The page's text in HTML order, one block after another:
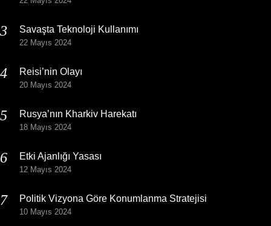
Savaşta Teknoloji Kullanımı
22 Mayıs 2024
Reisi’nin Olayı
20 Mayıs 2024
Rusya’nın Kharkiv Harekatı
18 Mayıs 2024
Etki Ajanlığı Yasası
12 Mayıs 2024
Politik Vizyona Göre Konumlanma Stratejisi
10 Mayıs 2024